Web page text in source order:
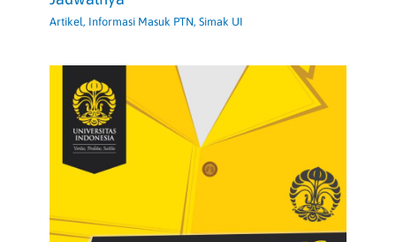
Artikel, Informasi Masuk PTN,Simak UI